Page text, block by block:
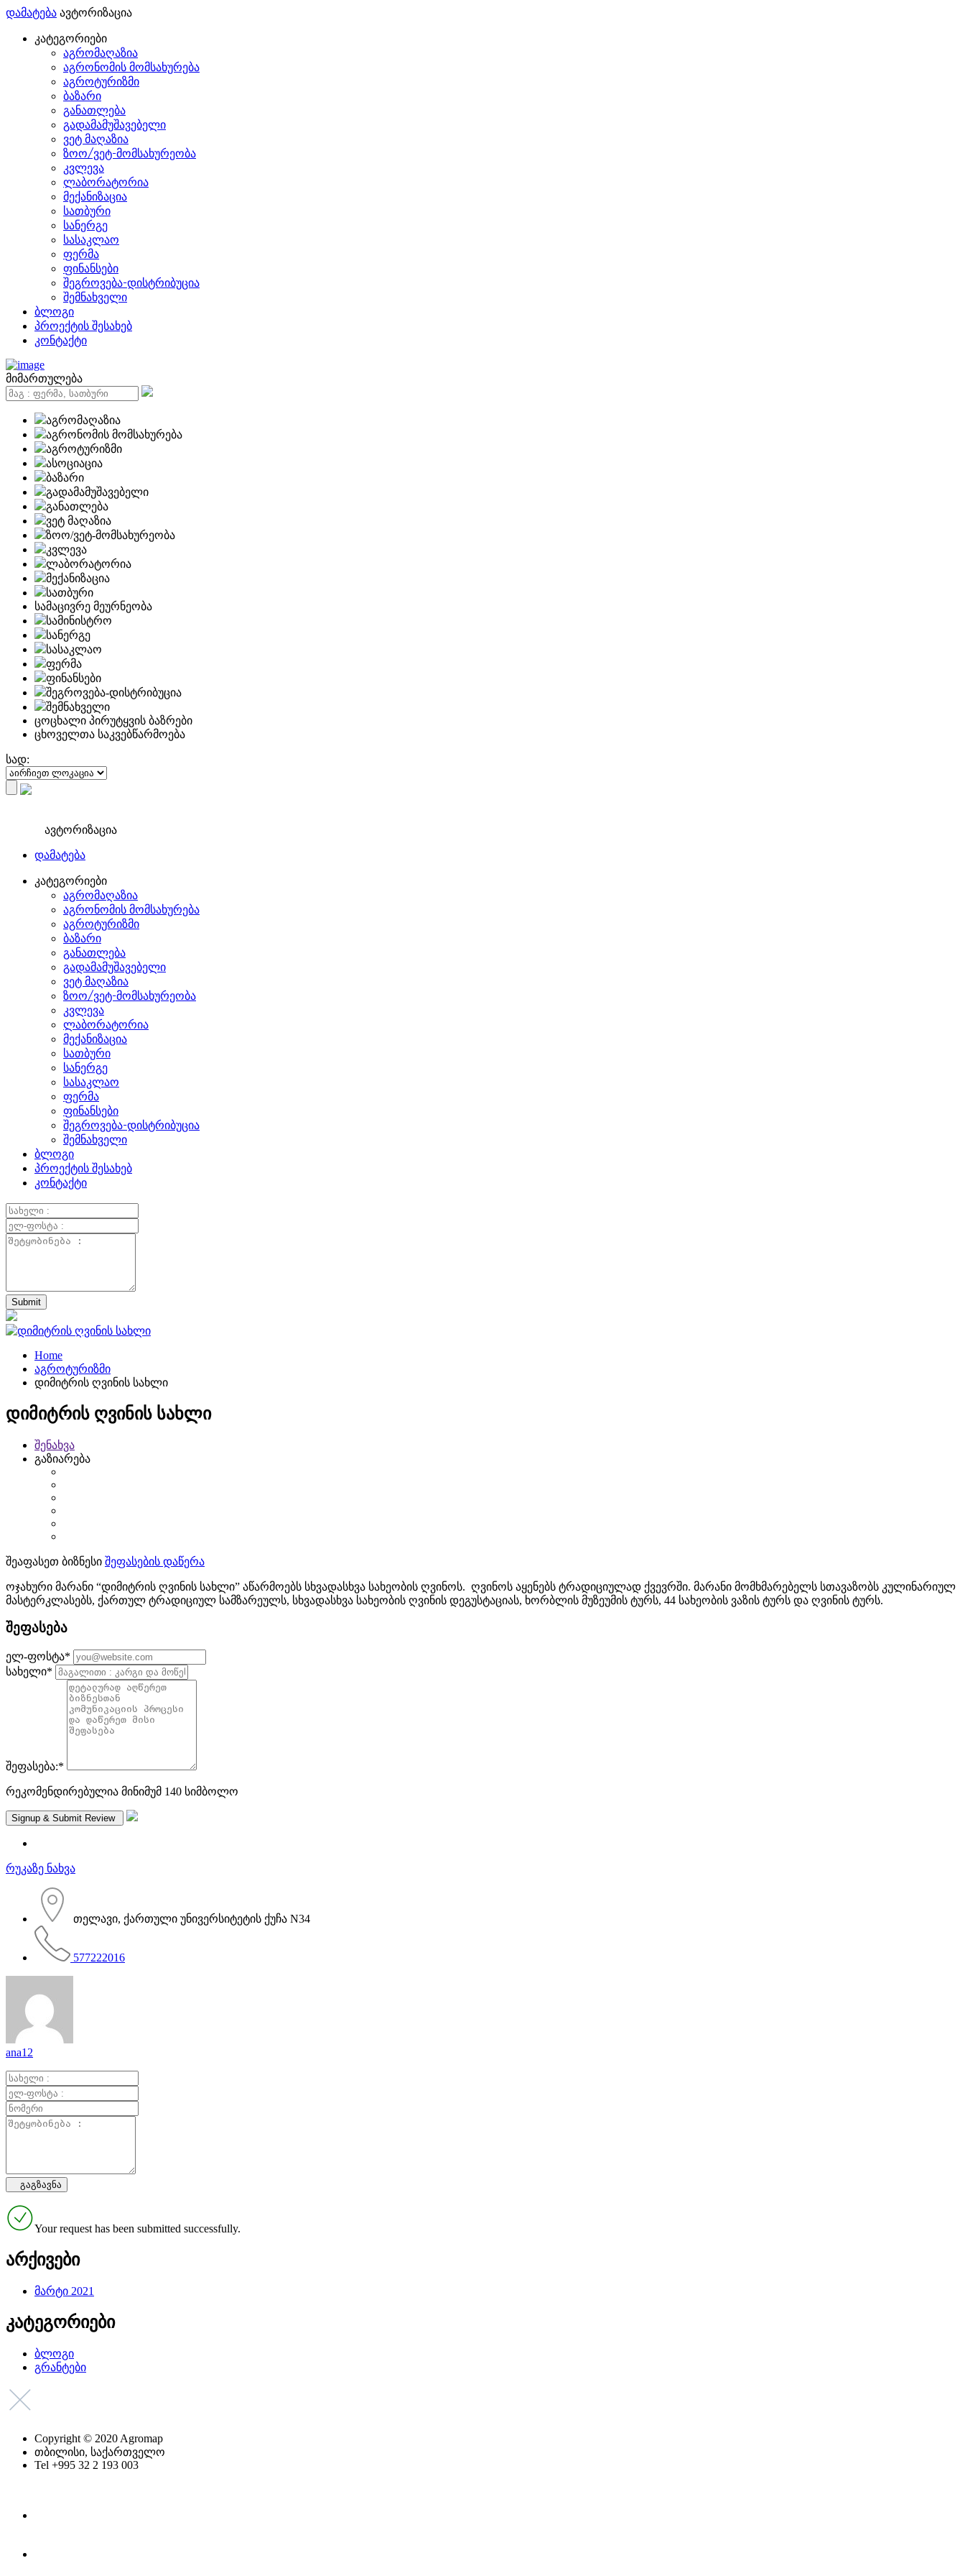
დამატება ავტორიზაცია
კატეგორიები
აგრომაღაზია
აგრონომის მომსახურება
აგროტურიზმი
ბაზარი
განათლება
გადამამუშავებელი
ვეტ მაღაზია
ზოო/ვეტ-მომსახურეობა
კვლევა
ლაბორატორია
მექანიზაცია
სათბური
სანერგე
სასაკლაო
ფერმა
ფინანსები
შეგროვება-დისტრიბუცია
შემნახველი
ბლოგი
პროექტის შესახებ
კონტაქტი
მიმართულება
აგრომაღაზია
აგრონომის მომსახურება
აგროტურიზმი
ასოციაცია
ბაზარი
გადამამუშავებელი
განათლება
ვეტ მაღაზია
ზოო/ვეტ-მომსახურეობა
კვლევა
ლაბორატორია
მექანიზაცია
სათბური
სამაცივრე მეურნეობა
სამინისტრო
სანერგე
სასაკლაო
ფერმა
ფინანსები
შეგროვება-დისტრიბუცია
შემნახველი
ცოცხალი პირუტყვის ბაზრები
ცხოველთა საკვებწარმოება
სად:
ავტორიზაცია
დამატება
კატეგორიები
აგრომაღაზია
აგრონომის მომსახურება
აგროტურიზმი
ბაზარი
განათლება
გადამამუშავებელი
ვეტ მაღაზია
ზოო/ვეტ-მომსახურეობა
კვლევა
ლაბორატორია
მექანიზაცია
სათბური
სანერგე
სასაკლაო
ფერმა
ფინანსები
შეგროვება-დისტრიბუცია
შემნახველი
ბლოგი
პროექტის შესახებ
კონტაქტი
Home
აგროტურიზმი
დიმიტრის ღვინის სახლი
დიმიტრის ღვინის სახლი
შენახვა
გაზიარება
შეაფასეთ ბიზნესი შეფასების დაწერა
ოჯახური მარანი “დიმიტრის ღვინის სახლი” აწარმოებს სხვადასხვა სახეობის ღვინოს. ღვინოს აყენებს ტრადიციულად ქვევრში. მარანი მომხმარებელს სთავაზობს კულინარიულ
მასტერკლასებს, ქართულ ტრადიციულ სამზარეულს, სხვადასხვა სახეობის ღვინის დეგუსტაციას, ხორბლის მუზეუმის ტურს, 44 სახეობის ვაზის ტურს და ღვინის ტურს.
შეფასება
ელ-ფოსტა*
სახელი*
შეფასება:*
რეკომენდირებულია მინიმუმ 140 სიმბოლო
რუკაზე ნახვა
თელავი, ქართული უნივერსიტეტის ქუჩა N34
577222016
ana12
Your request has been submitted successfully.
არქივები
მარტი 2021
კატეგორიები
ბლოგი
გრანტები
Copyright © 2020 Agromap
თბილისი, საქართველო
Tel +995 32 2 193 003